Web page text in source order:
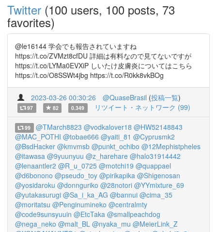
Twitter (100 users, 100 posts, 73
favorites)
@le16144 学会でも報告されていますね
https://t.co/ZVMzt8cfDU 詳細は有料なので見てないですが
https://t.co/LYMa0EVXiP しいたけ皮膚炎についてはこちら
https://t.co/O8SSWt4jbg https://t.co/R0kk8vkBOg
2023-03-26 00:30:26 @QuaseBrasil (投稿一覧)
97 82 0.349 リツイート・ネットワーク (99)
99 @TMarch8823 @vodkalover18 @HW52148843
@MAC_POTHI @tobae666 @yaiti_81 @Cyprusmk2
@BsdHacker @kmvmsb @punkt_ochibo @12Mephistpheles
@itawasa @9yuunyuu @z_harehare @halo31914442
@lenaantler2 @R_u_0725 @motchi19 @quappael
@d6bonono @pseudo_toy @pirikapika @Shigenosan
@yosidaroku @donnguriko @28notori @YYmixture_69
@yutakasurugi @Sa_i_ka_AG @bannui @cima_35
@moritatsu @Penginumineko @centralmty
@code9sunsyuuin @EtcTaka @smallpeachdog
@nega_neko @malt_BL @nyaka_mu @MeierLink_Z